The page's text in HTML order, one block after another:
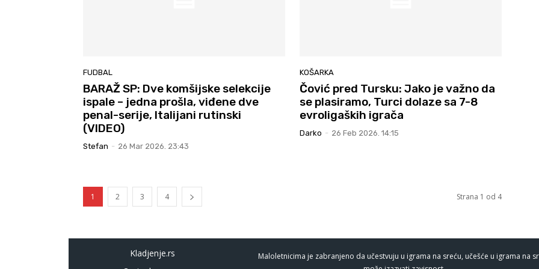
FUDBAL
BARAŽ SP: Dve komšijske selekcije
ispale – jedna prošla, viđene dve
penal-serije, Italijani rutinski
(VIDEO)
Stefan - 26 Mar 2026. 23:43
KOŠARKA
Čović pred Tursku: Jako je važno da
se plasiramo, Turci dolaze sa 7-8
evroligaških igrača
Darko - 26 Feb 2026. 14:15
1 2 3 4 Strana 1 od 4
Kladjenje.rs
Maloletnicima je zabranjeno da učestvuju u igrama na sreću, učešće u igrama na